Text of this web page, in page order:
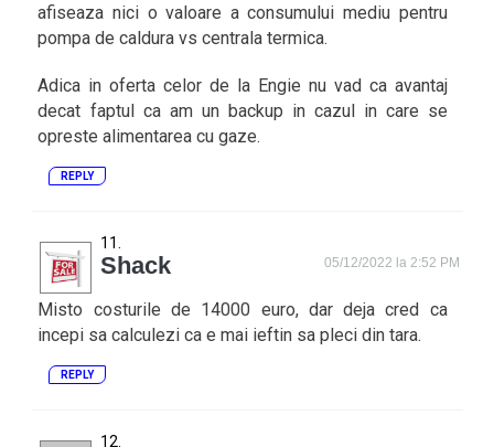
afiseaza nici o valoare a consumului mediu pentru
pompa de caldura vs centrala termica.
Adica in oferta celor de la Engie nu vad ca avantaj
decat faptul ca am un backup in cazul in care se
opreste alimentarea cu gaze.
REPLY
Shack 05/12/2022 la 2:52 PM
Misto costurile de 14000 euro, dar deja cred ca
incepi sa calculezi ca e mai ieftin sa pleci din tara.
REPLY